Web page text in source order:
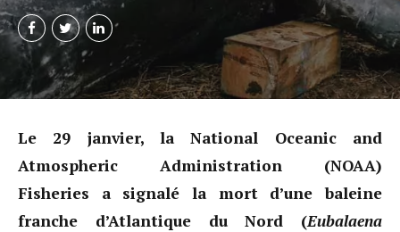
Le 29 janvier, la National Oceanic and
Atmospheric Administration (NOAA)
Fisheries a signalé la mort d’une baleine
franche d’Atlantique du Nord (Eubalaena